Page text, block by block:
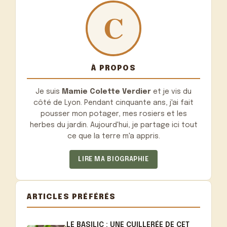
À PROPOS
Je suis Mamie Colette Verdier et je vis du
côté de Lyon. Pendant cinquante ans, j'ai fait
pousser mon potager, mes rosiers et les
herbes du jardin. Aujourd'hui, je partage ici tout
ce que la terre m'a appris.
LIRE MA BIOGRAPHIE
ARTICLES PRÉFÉRÉS
LE BASILIC : UNE CUILLERÉE DE CET